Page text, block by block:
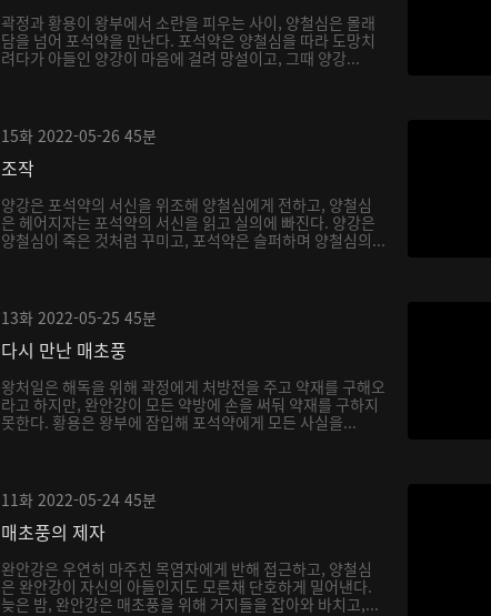
곽정과 황용이 왕부에서 소란을 피우는 사이, 양철심은 몰래
담을 넘어 포석약을 만난다. 포석약은 양철심을 따라 도망치
려다가 아들인 양강이 마음에 걸려 망설이고, 그때 양강...
15화 2022-05-26 45분
조작
양강은 포석약의 서신을 위조해 양철심에게 전하고, 양철심
은 헤어지자는 포석약의 서신을 읽고 실의에 빠진다. 양강은
양철심이 죽은 것처럼 꾸미고, 포석약은 슬퍼하며 양철심의...
13화 2022-05-25 45분
다시 만난 매초풍
왕처일은 해독을 위해 곽정에게 처방전을 주고 약재를 구해오
라고 하지만, 완안강이 모든 약방에 손을 써둬 약재를 구하지
못한다. 황용은 왕부에 잠입해 포석약에게 모든 사실을...
11화 2022-05-24 45분
매초풍의 제자
완안강은 우연히 마주친 목염자에게 반해 접근하고, 양철심
은 완안강이 자신의 아들인지도 모른채 단호하게 밀어낸다.
늦은 밤, 완안강은 매초풍을 위해 거지들을 잡아와 바치고,...